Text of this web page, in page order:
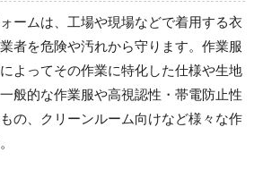
イパー クリーンルーム対策用品
ト） 救急医療品
商品 ウイルス対策用品
ームは、工場や現場などで着用する衣
者を危険や汚れから守ります。作業服
よってその作業に特化した仕様や生地
般的な作業服や高視認性・帯電防止性
の、クリーンルーム向けなど様々な作